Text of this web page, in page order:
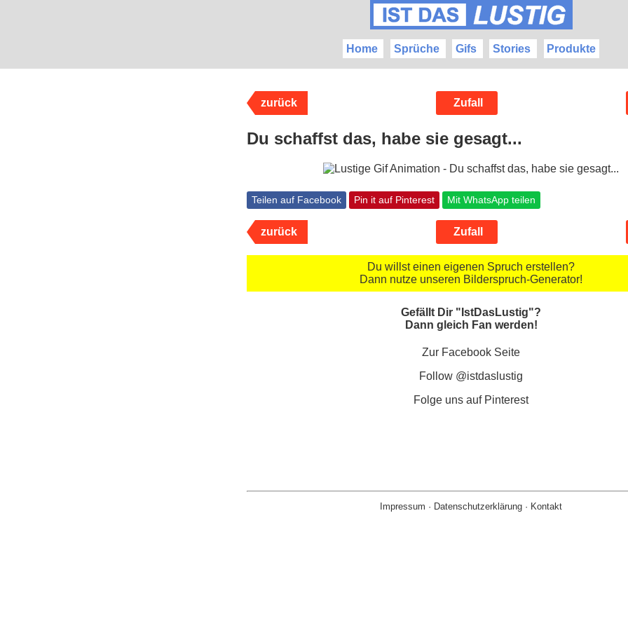
Home Sprüche Gifs Stories Produkte
zurück Zufall
Du schaffst das, habe sie gesagt...
Teilen auf Facebook Pin it auf Pinterest Mit WhatsApp teilen
zurück Zufall
Du willst einen eigenen Spruch erstellen?
Dann nutze unseren Bilderspruch-Generator!
Gefällt Dir "IstDasLustig"?
Dann gleich Fan werden!
Zur Facebook Seite
Follow @istdaslustig
Folge uns auf Pinterest
Impressum · Datenschutzerklärung · Kontakt